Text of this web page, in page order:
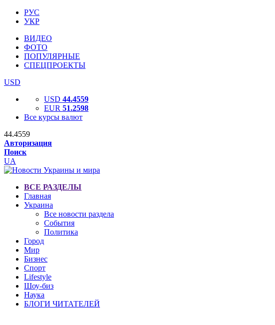
РУС
УКР
ВИДЕО
ФОТО
ПОПУЛЯРНЫЕ
СПЕЦПРОЕКТЫ
USD
USD 44.4559
EUR 51.2598
Все курсы валют
44.4559
Авторизация
Поиск
UA
ВСЕ РАЗДЕЛЫ
Главная
Украина
Все новости раздела
События
Политика
Город
Мир
Бизнес
Спорт
Lifestyle
Шоу-биз
Наука
БЛОГИ ЧИТАТЕЛЕЙ